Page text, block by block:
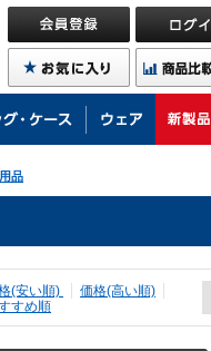
品
(安い順)
価格(高い順)
すめ順